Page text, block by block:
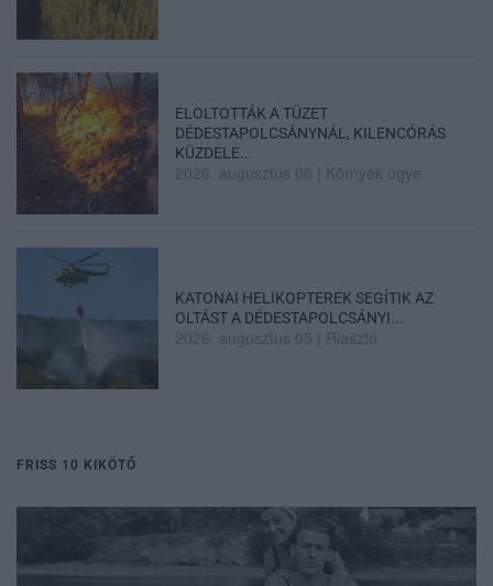
ELOLTOTTÁK A TÜZET
DÉDESTAPOLCSÁNYNÁL, KILENCÓRÁS
KÜZDELE...
2026. augusztus 06 Környék ügye
KATONAI HELIKOPTEREK SEGÍTIK AZ
OLTÁST A DÉDESTAPOLCSÁNYI...
2026. augusztus 05 Riasztó
FRISS 10 KIKÖTŐ